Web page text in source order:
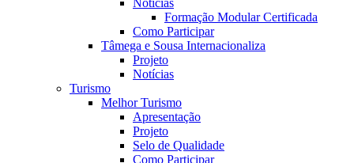
Notícias
Formação Modular Certificada
Como Participar
Tâmega e Sousa Internacionaliza
Projeto
Notícias
Turismo
Melhor Turismo
Apresentação
Projeto
Selo de Qualidade
Como Participar